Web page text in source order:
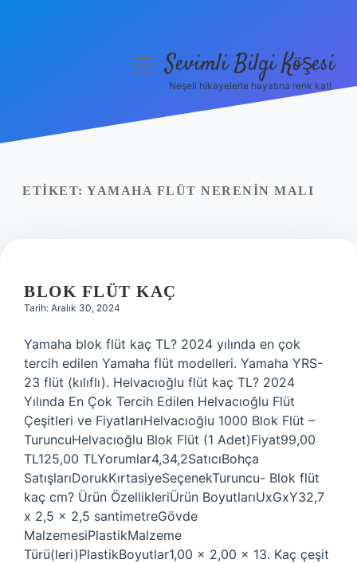
Yasal Uyarı
menüyüSevimli Bilgi Köşesi
Neşeli hikayelerle hayatına renk kat!
ETIKET: YAMAHA FLÜT NERENIN MALI
BLOK FLÜT KAÇ
Tarih: Aralık 30, 2024
Yamaha blok flüt kaç TL? 2024 yılında en çok
tercih edilen Yamaha flüt modelleri. Yamaha YRS-
23 flüt (kılıflı). Helvacıoğlu flüt kaç TL? 2024
Yılında En Çok Tercih Edilen Helvacıoğlu Flüt
Çeşitleri ve FiyatlarıHelvacıoğlu 1000 Blok Flüt –
TuruncuHelvacıoğlu Blok Flüt (1 Adet)Fiyat99,00
TL125,00 TLYorumlar4,34,2SatıcıBohça
SatışlarıDorukKırtasiyeSeçenekTuruncu- Blok flüt
kaç cm? Ürün ÖzellikleriÜrün Boyutları‎UxGxY‎32,7
x 2,5 x 2,5 santimetreGövde
Malzemesi‎PlastikMalzeme
Türü(leri)‎PlastikBoyutlar‎1,00 x 2,00 x 13. Kaç çeşit